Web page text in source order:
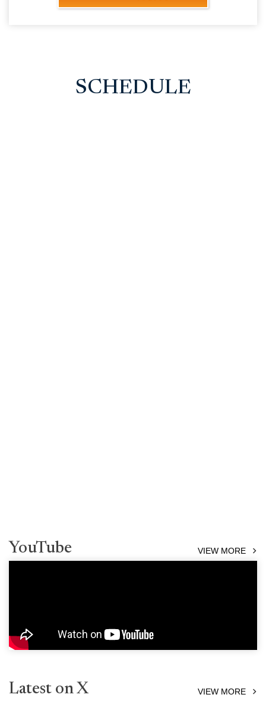
SCHEDULE
YouTube VIEW MORE
Latest on X
VIEW MORE